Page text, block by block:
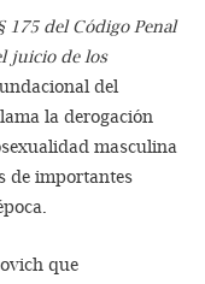
175 del Código Penal
juicio de los
del
la derogación
masculina
de importantes
que